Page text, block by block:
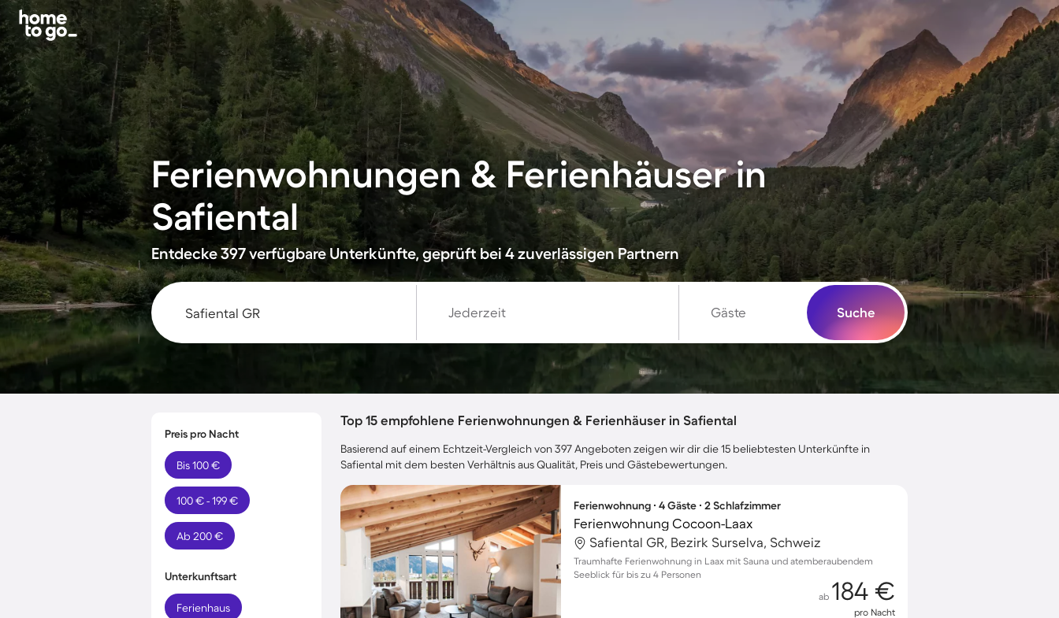
Ferienwohnungen & Ferienhäuser in
Safiental
Entdecke 397 verfügbare Unterkünfte, geprüft bei 4 zuverlässigen Partnern
Jederzeit Gäste Suche
Preis pro Nacht
Bis 100 €
100 € - 199 €
Ab 200 €
Unterkunftsart
Ferienhaus
Top 15 empfohlene Ferienwohnungen & Ferienhäuser in Safiental
Basierend auf einem Echtzeit-Vergleich von 397 Angeboten zeigen wir dir die 15 beliebtesten Unterkünfte in
Safiental mit dem besten Verhältnis aus Qualität, Preis und Gästebewertungen.
Ferienwohnung ∙ 4 Gäste ∙ 2 Schlafzimmer
Ferienwohnung Cocoon-Laax
Safiental GR, Bezirk Surselva, Schweiz
Traumhafte Ferienwohnung in Laax mit Sauna und atemberaubendem
Seeblick für bis zu 4 Personen
ab 184 €
pro Nacht